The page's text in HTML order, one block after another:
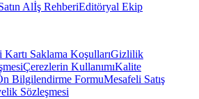
Alİş RehberiEditöryal Ekip
Kartı Saklama KoşullarıGizlilik
Çerezlerin KullanımıKalite
Bilgilendirme FormuMesafeli Satış
Sözleşmesi